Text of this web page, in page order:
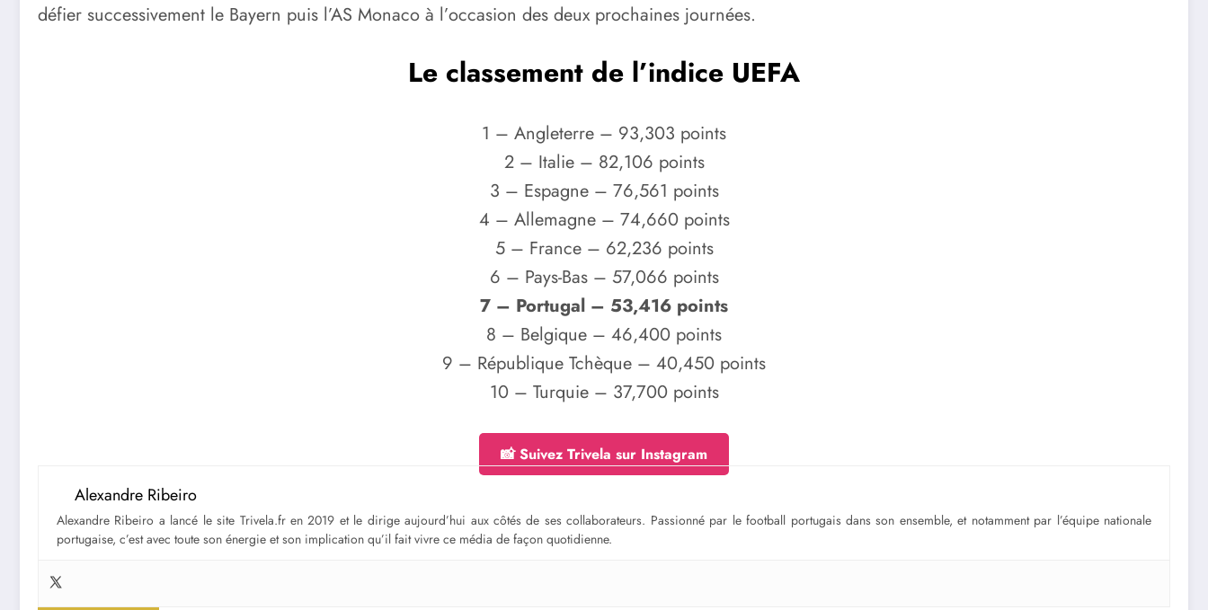
défier successivement le Bayern puis l’AS Monaco à l’occasion des deux prochaines journées.
Le classement de l’indice UEFA
1 – Angleterre – 93,303 points
2 – Italie – 82,106 points
3 – Espagne – 76,561 points
4 – Allemagne – 74,660 points
5 – France – 62,236 points
6 – Pays-Bas – 57,066 points
7 – Portugal – 53,416 points
8 – Belgique – 46,400 points
9 – République Tchèque – 40,450 points
10 – Turquie – 37,700 points
📸 Suivez Trivela sur Instagram
Alexandre Ribeiro
Alexandre Ribeiro a lancé le site Trivela.fr en 2019 et le dirige aujourd’hui aux côtés de ses collaborateurs. Passionné par le football portugais dans son ensemble, et notamment par l’équipe nationale
portugaise, c’est avec toute son énergie et son implication qu’il fait vivre ce média de façon quotidienne.